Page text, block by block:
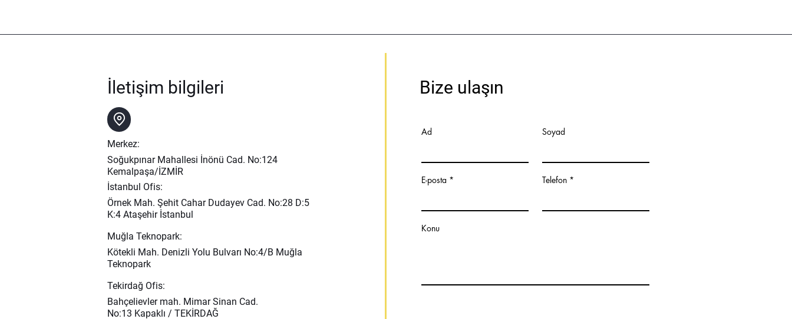
Bize ulaşın
Ad Soyad
E-posta Telefon
Konu
İletişim bilgileri
Merkez:
Soğukpınar Mahallesi İnönü Cad. No:124
Kemalpaşa/İZMİR
İstanbul Ofis:
Örnek Mah. Şehit Cahar Dudayev Cad. No:28 D:5
K:4 Ataşehir İstanbul
Muğla Teknopark:
Kötekli Mah. Denizli Yolu Bulvarı No:4/B Muğla
Teknopark
Tekirdağ Ofis:
Bahçelievler mah. Mimar Sinan Cad.
No:13 Kapaklı / TEKİRDAĞ